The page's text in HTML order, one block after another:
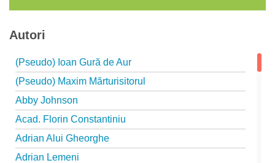
Autori
(Pseudo) Ioan Gură de Aur
(Pseudo) Maxim Mărturisitorul
Abby Johnson
Acad. Florin Constantiniu
Adrian Alui Gheorghe
Adrian Lemeni